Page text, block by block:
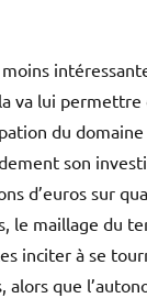
va lui permettre
du
son
d’euros sur
le maillage du
inciter à se
alors que